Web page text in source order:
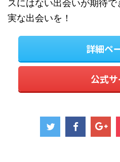
スにはない出会いが期待
実な出会いを！
詳細ペ
公式